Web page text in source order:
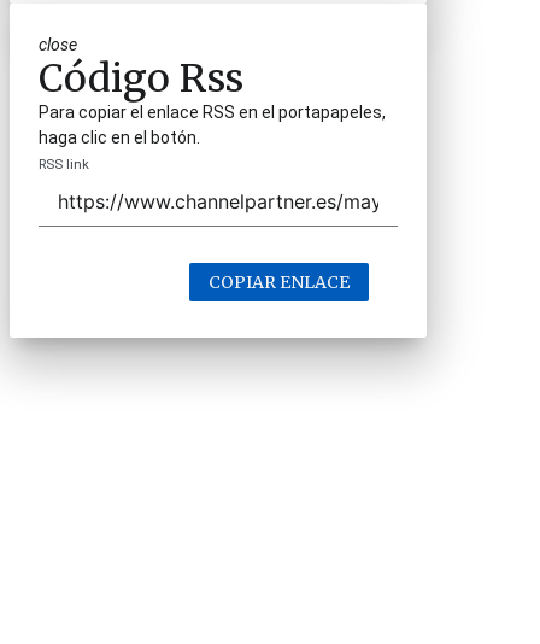
close
Código Rss
Para copiar el enlace RSS en el portapapeles,
haga clic en el botón.
RSS link
COPIAR ENLACE